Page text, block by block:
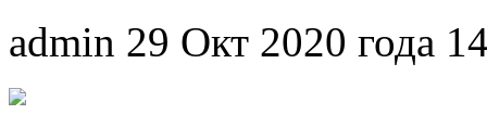
admin 29 Окт 2020 года